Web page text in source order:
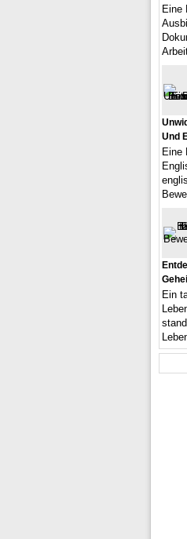
Eine
Und
Eine
Ein